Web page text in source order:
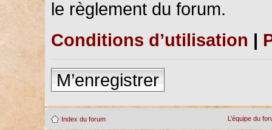
le règlement du forum.
Conditions d’utilisation |
M’enregistrer
Index du forum L’équipe du